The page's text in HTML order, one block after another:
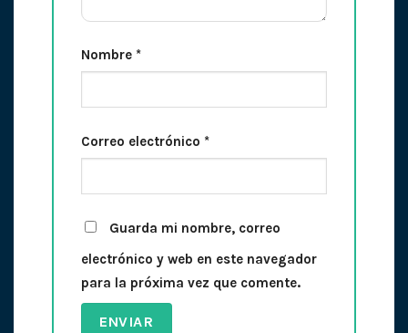
Nombre *
Correo electrónico *
Guarda mi nombre, correo
electrónico y web en este navegador
para la próxima vez que comente.